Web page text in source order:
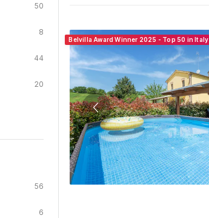
50
8
44
20
56
6
Belvilla Award Winner 2025 - Top 50 in Italy